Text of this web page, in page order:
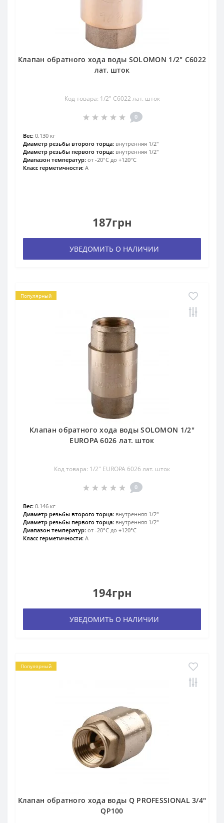
Клапан обратного хода воды SOLOMON 1/2″ C6022
лат. шток
Код товара: 1/2″ C6022 лат. шток
0
Вес: 0.130 кг
Диаметр резьбы второго торца: внутренняя 1/2″
Диаметр резьбы первого торца: внутренняя 1/2″
Диапазон температур: от -20°С до +120°С
Класс герметичности: А
187грн
УВЕДОМИТЬ О НАЛИЧИИ
Популярный
Клапан обратного хода воды SOLOMON 1/2″
EUROPA 6026 лат. шток
Код товара: 1/2″ EUROPA 6026 лат. шток
0
Вес: 0.146 кг
Диаметр резьбы второго торца: внутренняя 1/2″
Диаметр резьбы первого торца: внутренняя 1/2″
Диапазон температур: от -20°С до +120°С
Класс герметичности: А
194грн
УВЕДОМИТЬ О НАЛИЧИИ
Популярный
Клапан обратного хода воды Q PROFESSIONAL 3/4″
QP100